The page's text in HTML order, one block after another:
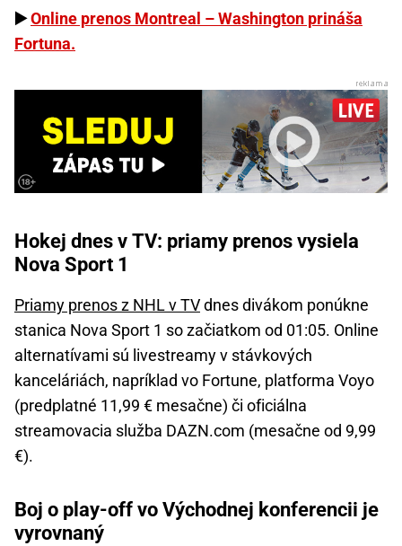
▶️Online prenos Montreal – Washington prináša
Fortuna.
Hokej dnes v TV: priamy prenos vysiela
Nova Sport 1
Priamy prenos z NHL v TVdnes divákom ponúkne
stanica Nova Sport 1 so začiatkom od 01:05. Online
alternatívami sú livestreamy v stávkových
kanceláriách, napríklad vo Fortune, platforma Voyo
(predplatné 11,99 € mesačne) či oficiálna
streamovacia služba DAZN.com (mesačne od 9,99
€).
Boj o play-off vo Východnej konferencii je
vyrovnaný